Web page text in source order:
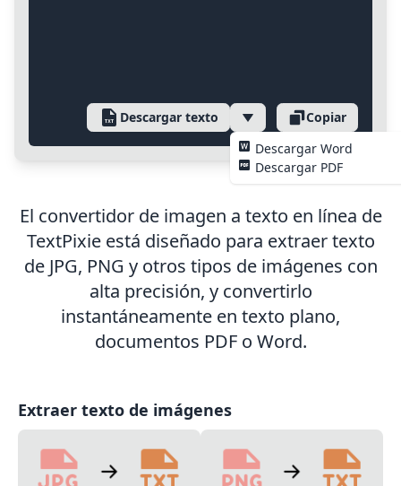
Descargar texto
Descargar Word
Descargar PDF
Copiar
El convertidor de imagen a texto en línea de
TextPixie está diseñado para extraer texto
de JPG, PNG y otros tipos de imágenes con
alta precisión, y convertirlo
instantáneamente en texto plano,
documentos PDF o Word.
Extraer texto de imágenes